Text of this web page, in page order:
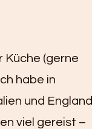
Küche (gerne
habe in
und England
viel gereist –